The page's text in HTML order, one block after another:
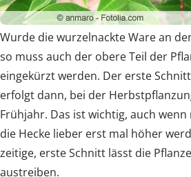
Wurde die wurzelnackte Ware an
so muss auch der obere Teil der
eingekürzt werden. Der erste
erfolgt dann, bei der
Frühjahr. Das ist wichtig, auch
die Hecke lieber erst mal höher
zeitige, erste Schnitt lässt die
austreiben.